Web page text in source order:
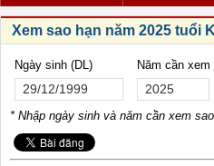
Xem sao hạn năm 2025 tuổi
Ngày sinh (DL) Năm cần xem
* Nhập ngày sinh và năm cần xem